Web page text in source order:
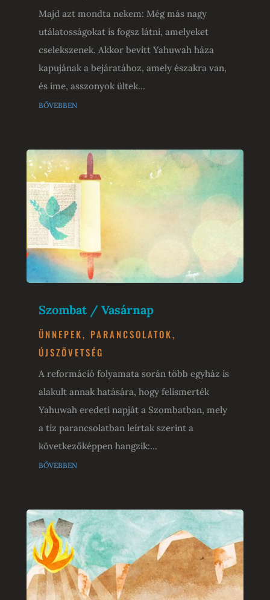
Majd azt mondta nekem: Még más nagy
utálatosságokat is fogsz látni, amelyeket
cselekszenek. Akkor bevitt Yahuwah háza
kapujának a bejáratához, amely északra van,
és íme, asszonyok ültek...
bővebben
Szombat / Vasárnap
ÜNNEPEK, PARANCSOLATOK,
ÚJSZÖVETSÉG
A reformáció folyamata során több egyház is
alakult annak hatására, hogy felismerték
Yahuwah eredeti napját a Szombatban, mely
a tíz parancsolatban leírtak szerint a
következőképpen hangzik:...
bővebben